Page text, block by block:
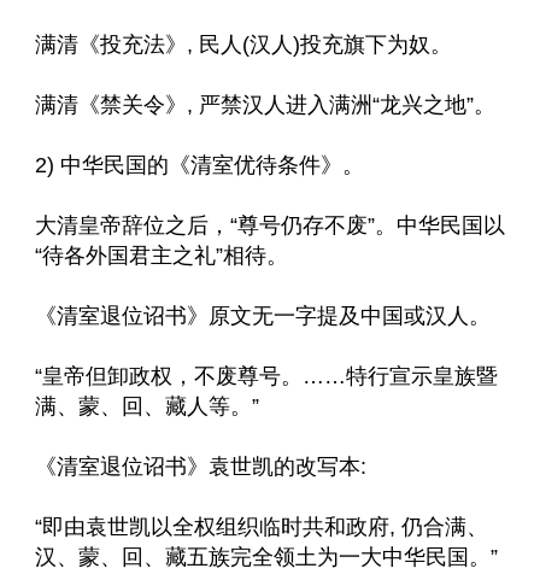
满清《投充法》, 民人(汉人)投充旗下为奴。
满清《禁关令》, 严禁汉人进入满洲“龙兴之地”。
2) 中华民国的《清室优待条件》。
大清皇帝辞位之后，“尊号仍存不废”。中华民国以
“待各外国君主之礼”相待。
《清室退位诏书》原文无一字提及中国或汉人。
“皇帝但卸政权，不废尊号。……特行宣示皇族暨
满、蒙、回、藏人等。”
《清室退位诏书》袁世凯的改写本:
“即由袁世凯以全权组织临时共和政府, 仍合满、
汉、蒙、回、藏五族完全领土为一大中华民国。”